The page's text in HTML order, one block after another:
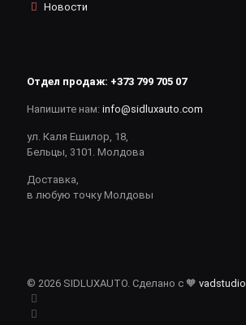
Новости
Отдел продаж: +373 799 705 07
Напишите нам: info@sidluxauto.com
ул. Каля Ешилор, 18,
Бельцы, 3101. Молдова
Доставка,
в любую точку Молдовы
© 2026 SIDLUXAUTO. Сделано с 🧡 vadstudio